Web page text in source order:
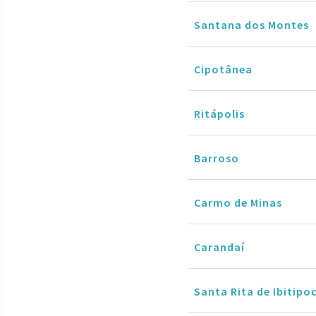
Santana dos Montes
Cipotânea
Ritápolis
Barroso
Carmo de Minas
Carandaí
Santa Rita de